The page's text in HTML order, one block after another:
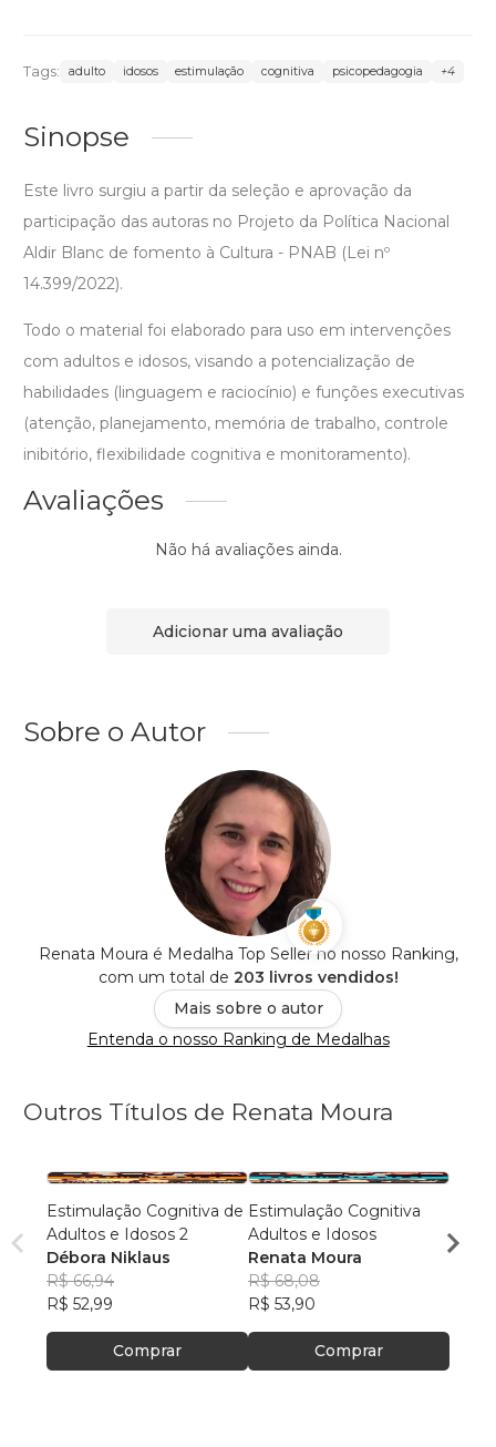
Tags: adulto idosos estimulação cognitiva psicopedagogia +4
Sinopse
Este livro surgiu a partir da seleção e aprovação da
participação das autoras no Projeto da Política Nacional
Aldir Blanc de fomento à Cultura - PNAB (Lei nº
14.399/2022).
Todo o material foi elaborado para uso em intervenções
com adultos e idosos, visando a potencialização de
habilidades (linguagem e raciocínio) e funções executivas
(atenção, planejamento, memória de trabalho, controle
inibitório, flexibilidade cognitiva e monitoramento).
Avaliações
Não há avaliações ainda.
Adicionar uma avaliação
Sobre o Autor
Renata Moura é Medalha Top Seller no nosso Ranking,
com um total de 203 livros vendidos!
Mais sobre o autor
Entenda o nosso Ranking de Medalhas
Outros Títulos de Renata Moura
Estimulação Cognitiva de
Adultos e Idosos 2
Débora Niklaus
R$ 66,94
R$ 52,99
Comprar
Estimulação Cognitiva
Adultos e Idosos
Renata Moura
R$ 68,08
R$ 53,90
Comprar
R$